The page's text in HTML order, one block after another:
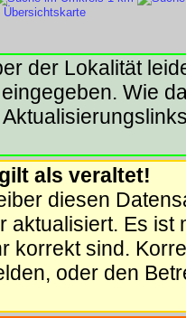
der Lokalität
Wie
als veraltet!
diesen
aktualisiert. Es ist
korrekt sind.
oder den